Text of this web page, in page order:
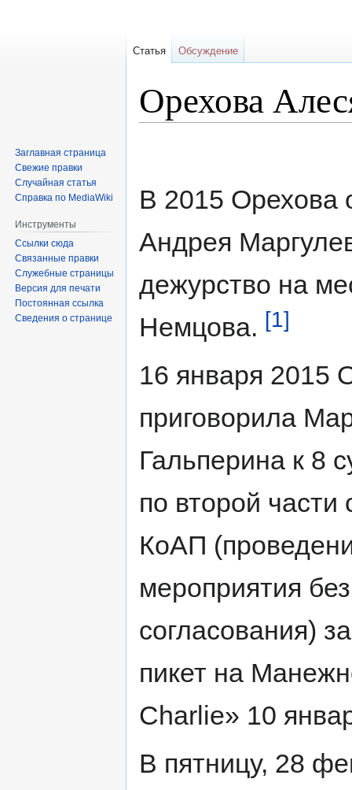
Орехова
В 2015 Орехова
Андрея
дежурство на
Немцова. [1]
16 января 2015
приговорила
Гальперина к 8
по второй части
КоАП
мероприятия без
согласования)
пикет на
Charlie» 10
В пятницу, 28
Статья Обсуждение
Заглавная страница
Свежие правки
Случайная статья
Справка по MediaWiki
Инструменты
Ссылки сюда
Связанные правки
Служебные страницы
Версия для печати
Постоянная ссылка
Сведения о странице